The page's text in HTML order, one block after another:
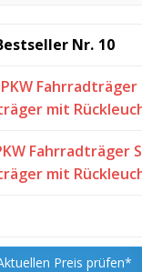
10
Fahrradträger
mit
Preis prüfen*